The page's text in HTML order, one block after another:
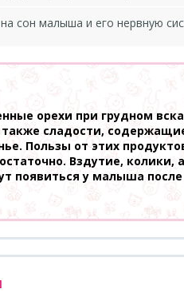
сон малыша и его нервную
орехи при грудном
сладости,
Пользы от этих
Вздутие, колики,
появиться у малыша